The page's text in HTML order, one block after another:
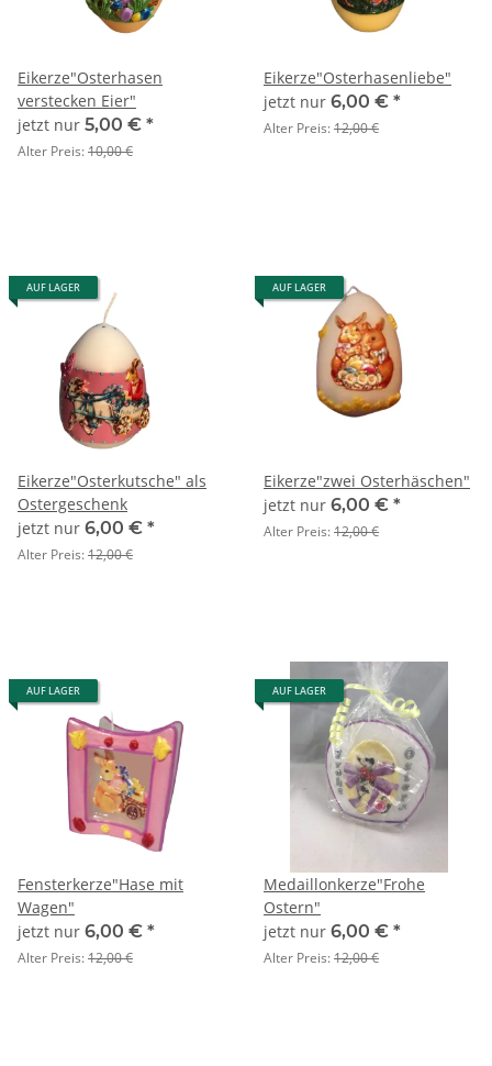
Eikerze"Osterhasen
verstecken Eier"
jetzt nur 5,00 € *
Alter Preis:10,00 €
Eikerze"Osterhasenliebe"
jetzt nur 6,00 € *
Alter Preis:12,00 €
AUF LAGER
Eikerze"Osterkutsche" als
Ostergeschenk
jetzt nur 6,00 € *
Alter Preis:12,00 €
AUF LAGER
Eikerze"zwei Osterhäschen"
jetzt nur 6,00 € *
Alter Preis:12,00 €
AUF LAGER
Fensterkerze"Hase mit
Wagen"
jetzt nur 6,00 € *
Alter Preis:12,00 €
AUF LAGER
Medaillonkerze"Frohe
Ostern"
jetzt nur 6,00 € *
Alter Preis:12,00 €